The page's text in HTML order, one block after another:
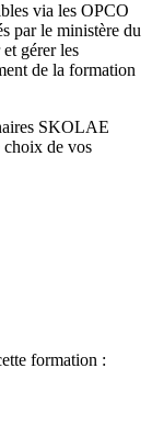
via les OPCO
par le ministère du
gérer les
de la formation
SKOLAE
choix de vos
formation :